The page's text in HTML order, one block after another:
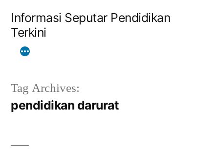
content
Informasi Seputar Pendidikan
Terkini
Tag Archives:
pendidikan darurat